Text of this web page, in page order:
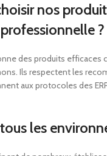
nos
?
des produits efficaces
Ils respectent les
aux protocoles des
les